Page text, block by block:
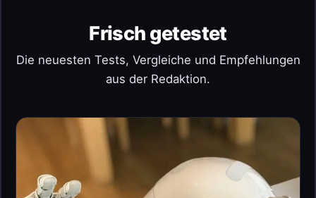
Frisch getestet
Die neuesten Tests, Vergleiche und Empfehlungen
aus der Redaktion.